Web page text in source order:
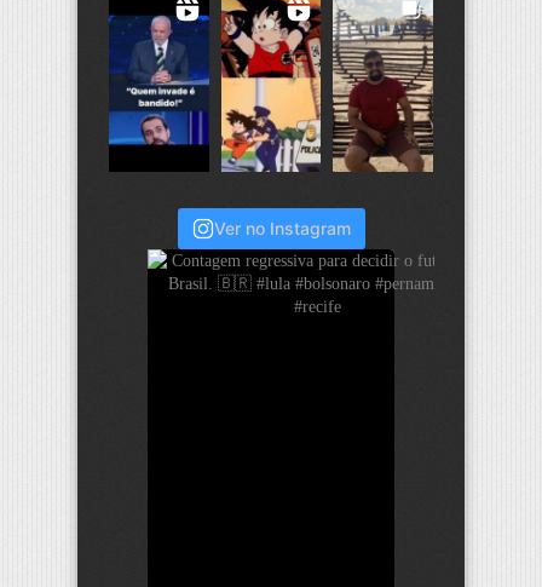
Ver no Instagram